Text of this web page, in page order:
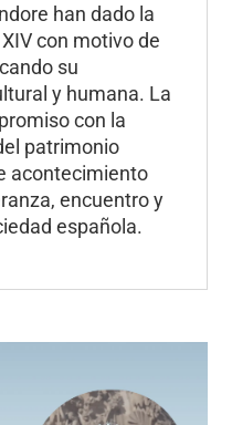
han dado la
con motivo de
su
y humana. La
con la
patrimonio
acontecimiento
encuentro y
española.